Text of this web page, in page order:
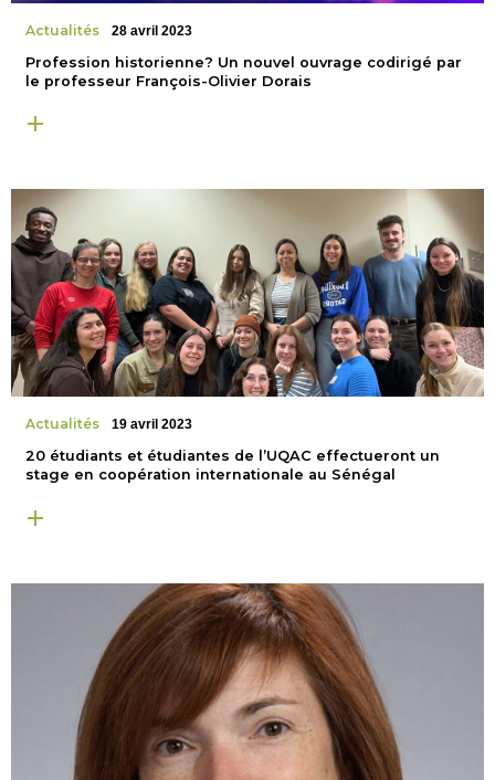
Actualités 28 avril 2023
Profession historienne? Un nouvel ouvrage codirigé par
le professeur François-Olivier Dorais
Actualités 19 avril 2023
20 étudiants et étudiantes de l’UQAC effectueront un
stage en coopération internationale au Sénégal